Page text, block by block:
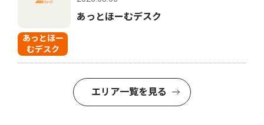
あっとほー
むデスク
あっとほーむデスク
エリア一覧を見る